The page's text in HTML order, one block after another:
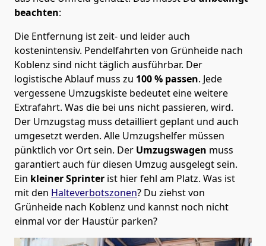
beachten:
Die Entfernung ist zeit- und leider auch
kostenintensiv. Pendelfahrten von Grünheide nach
Koblenz sind nicht täglich ausführbar. Der
logistische Ablauf muss zu 100 % passen. Jede
vergessene Umzugskiste bedeutet eine weitere
Extrafahrt. Was die bei uns nicht passieren, wird.
Der Umzugstag muss detailliert geplant und auch
umgesetzt werden. Alle Umzugshelfer müssen
pünktlich vor Ort sein. Der Umzugswagen muss
garantiert auch für diesen Umzug ausgelegt sein.
Ein kleiner Sprinter ist hier fehl am Platz. Was ist
mit den Halteverbotszonen? Du ziehst von
Grünheide nach Koblenz und kannst noch nicht
einmal vor der Haustür parken?